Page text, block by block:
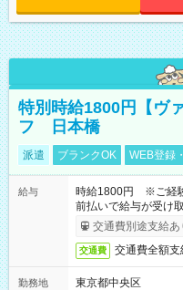
特別時給1800円【ヴ
フ 日本橋
派遣 ブランクOK WEB登録
給与
時給1800円 ※ご経験
前払いで給与が受け
交通費別途支給あ
交通費 交通費全額支
勤務地
東京都中央区